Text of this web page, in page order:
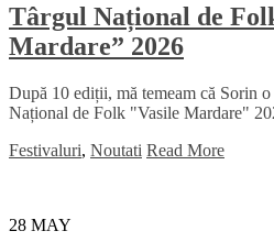
Târgul Național de
Mardare” 2026
După 10 ediții, mă temeam că Sorin
Național de Folk "Vasile Mardare"
Festivaluri, Noutati Read More
28 MAY